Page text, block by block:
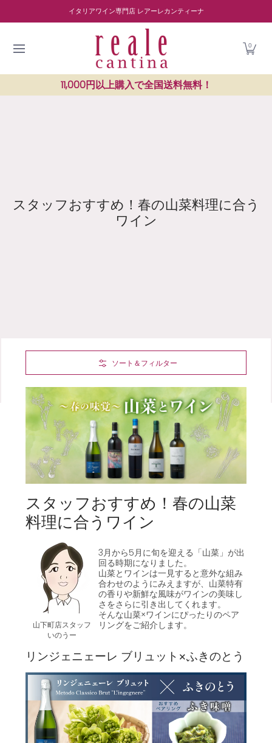
Skip to Main Content ワイナリー紹介 読み物 レストラン紹介
イタリアワイン専門店 レアーレカンティーナ
0
11,000円以上購入で全国送料無料！
スタッフおすすめ！春の山菜料理に合う
ワイン
ソート＆フィルター
スタッフおすすめ！春の山菜
料理に合うワイン
山下町店スタッフ
いのうー
3月から5月に旬を迎える「山菜」が出
回る時期になりました。
山菜とワインは一見すると意外な組み
合わせのようにみえますが、山菜特有
の香りや新鮮な風味がワインの美味し
さをさらに引き出してくれます。
そんな山菜×ワインにぴったりのペア
リングをご紹介します。
リンジェニェーレ ブリュット×ふきのとう